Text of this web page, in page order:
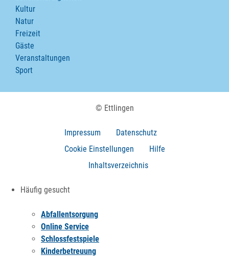
Kultur
Natur
Freizeit
Gäste
Veranstaltungen
Sport
© Ettlingen
Impressum
Datenschutz
Cookie Einstellungen
Hilfe
Inhaltsverzeichnis
Häufig gesucht
Abfallentsorgung
Online Service
Schlossfestspiele
Kinderbetreuung